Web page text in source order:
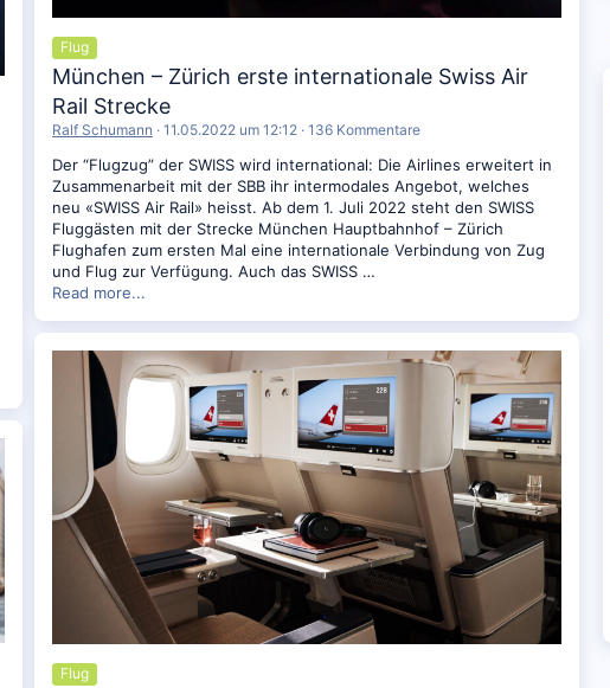
Flug
München – Zürich erste internationale Swiss Air
Rail Strecke
Ralf Schumann 11.05.2022 um 12:12 136 Kommentare
Der “Flugzug” der SWISS wird international: Die Airlines erweitert in
Zusammenarbeit mit der SBB ihr intermodales Angebot, welches
neu «SWISS Air Rail» heisst. Ab dem 1. Juli 2022 steht den SWISS
Fluggästen mit der Strecke München Hauptbahnhof – Zürich
Flughafen zum ersten Mal eine internationale Verbindung von Zug
und Flug zur Verfügung. Auch das SWISS …
Read more...
Flug